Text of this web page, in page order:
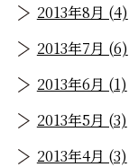
2013年8月 (4)
2013年7月 (6)
2013年6月 (1)
2013年5月 (3)
2013年4月 (3)